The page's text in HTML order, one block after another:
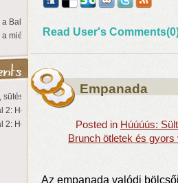
Balaton partján a nyár még tart!
miénk a Sziget!
sütés nélkül
2: Hollandia
2: Hollandia
Read User's
Empanada
Posted in Húúúús:
Brunch ötletek és
Az empanada valódi